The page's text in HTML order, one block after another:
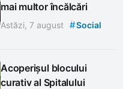
mai multor încălcări
Astăzi, 7 august #Social
Acoperișul blocului
curativ al Spitalului